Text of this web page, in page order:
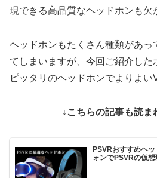
現できる高品質なヘッドホンも欠
ヘッドホンもたくさん種類があっ
てしまいますが、今回ご紹介した
ピッタリのヘッドホンでよりよい
↓こちらの記事も読ま
PSVRおすすめヘ
ォンでPSVRの仮